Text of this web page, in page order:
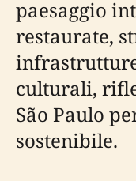
paesaggio
restaurate,
culturali,
São Paulo
sostenibile.